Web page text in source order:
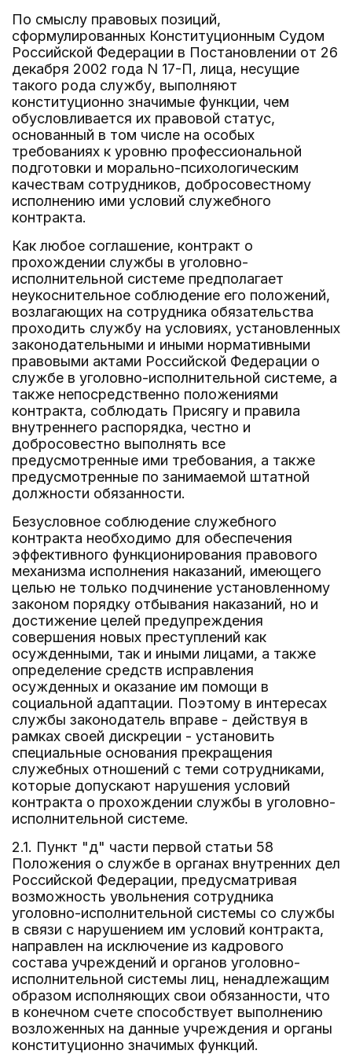
По смыслу правовых позиций,
сформулированных Конституционным Судом
Российской Федерации в Постановлении от 26
декабря 2002 года N 17-П, лица, несущие
такого рода службу, выполняют
конституционно значимые функции, чем
обусловливается их правовой статус,
основанный в том числе на особых
требованиях к уровню профессиональной
подготовки и морально-психологическим
качествам сотрудников, добросовестному
исполнению ими условий служебного
контракта.
Как любое соглашение, контракт о
прохождении службы в уголовно-
исполнительной системе предполагает
неукоснительное соблюдение его положений,
возлагающих на сотрудника обязательства
проходить службу на условиях, установленных
законодательными и иными нормативными
правовыми актами Российской Федерации о
службе в уголовно-исполнительной системе, а
также непосредственно положениями
контракта, соблюдать Присягу и правила
внутреннего распорядка, честно и
добросовестно выполнять все
предусмотренные ими требования, а также
предусмотренные по занимаемой штатной
должности обязанности.
Безусловное соблюдение служебного
контракта необходимо для обеспечения
эффективного функционирования правового
механизма исполнения наказаний, имеющего
целью не только подчинение установленному
законом порядку отбывания наказаний, но и
достижение целей предупреждения
совершения новых преступлений как
осужденными, так и иными лицами, а также
определение средств исправления
осужденных и оказание им помощи в
социальной адаптации. Поэтому в интересах
службы законодатель вправе - действуя в
рамках своей дискреции - установить
специальные основания прекращения
служебных отношений с теми сотрудниками,
которые допускают нарушения условий
контракта о прохождении службы в уголовно-
исполнительной системе.
2.1. Пункт "д" части первой статьи 58
Положения о службе в органах внутренних дел
Российской Федерации, предусматривая
возможность увольнения сотрудника
уголовно-исполнительной системы со службы
в связи с нарушением им условий контракта,
направлен на исключение из кадрового
состава учреждений и органов уголовно-
исполнительной системы лиц, ненадлежащим
образом исполняющих свои обязанности, что
в конечном счете способствует выполнению
возложенных на данные учреждения и органы
конституционно значимых функций.